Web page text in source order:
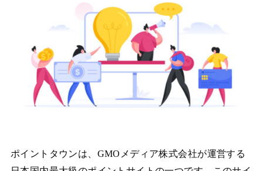
ポイントタウンは、GMOメディア株式会社が運営する